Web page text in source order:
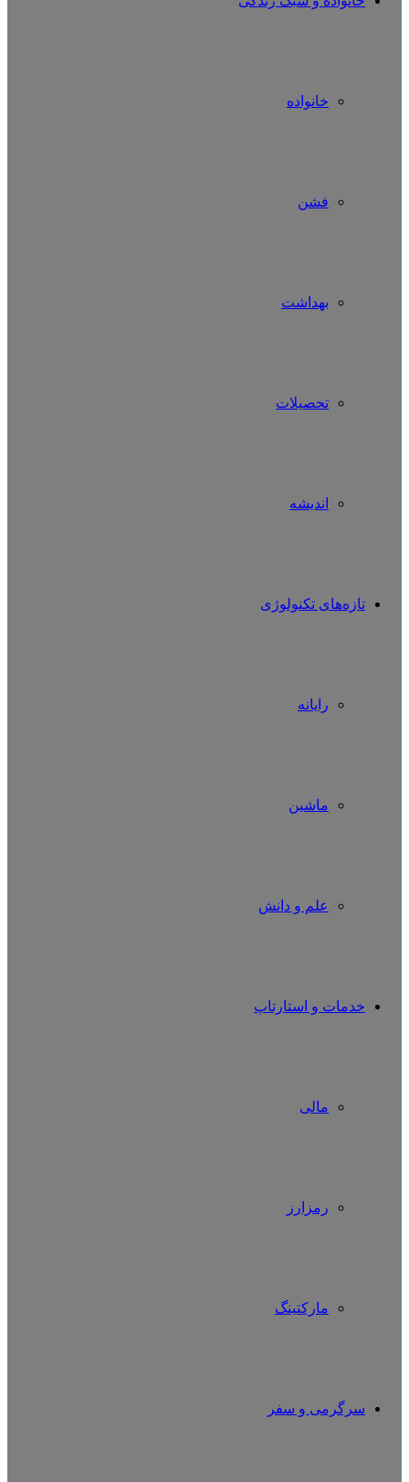
خانواده
فشن
بهداشت
تحصیلات
اندیشه
تازه‌های تکنولوژی
رایانه
ماشین
علم و دانش
خدمات و استارتاپ
مالی
رمزارز
مارکتینگ
سرگرمی و سفر